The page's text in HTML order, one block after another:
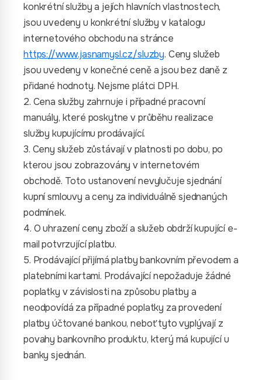
konkrétní služby a jejích hlavních vlastnostech,
jsou uvedeny u konkrétní služby v katalogu
internetového obchodu na stránce
https://www.jasnamysl.cz/sluzby. Ceny služeb
jsou uvedeny v konečné ceně a jsou bez daně z
přidané hodnoty. Nejsme plátci DPH.
2. Cena služby zahrnuje i případné pracovní
manuály, které poskytne v průběhu realizace
služby kupujícímu prodávající.
3. Ceny služeb zůstávají v platnosti po dobu, po
kterou jsou zobrazovány v internetovém
obchodě. Toto ustanovení nevylučuje sjednání
kupní smlouvy a ceny za individuálně sjednaných
podmínek.
4. O uhrazení ceny zboží a služeb obdrží kupující e-
mail potvrzující platbu.
5. Prodávající přijímá platby bankovním převodem a
platebními kartami. Prodávající nepožaduje žádné
poplatky v závislosti na způsobu platby a
neodpovídá za případné poplatky za provedení
platby účtované bankou, neboť tyto vyplývají z
povahy bankovního produktu, který má kupující u
banky sjednán.